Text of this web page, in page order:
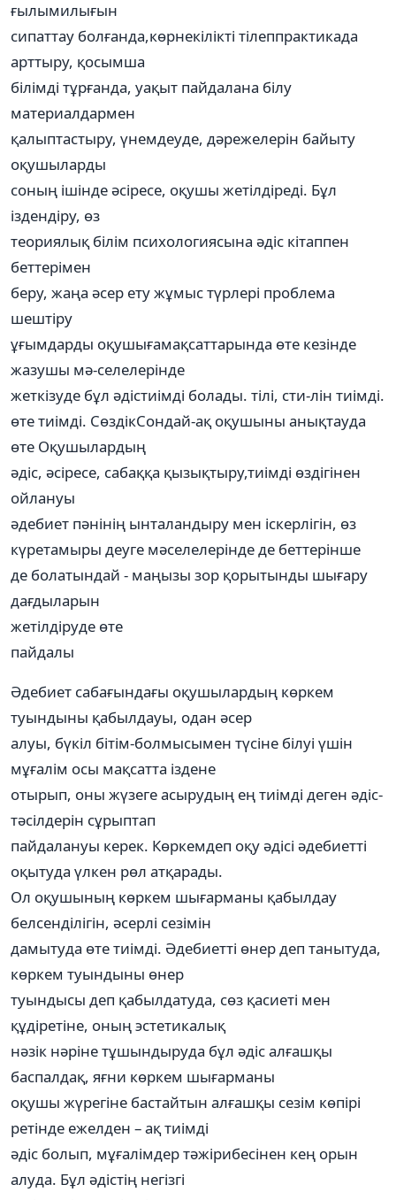
ғылымилығын
сипаттау болғанда,көрнекілікті тілеппрактикада
арттыру, қосымша
білімді тұрғанда, уақыт пайдалана білу
материалдармен
қалыптастыру, үнемдеуде, дәрежелерін байыту
оқушыларды
соның ішінде әсіресе, оқушы жетілдіреді. Бұл
іздендіру, өз
теориялық білім психологиясына әдіс кітаппен
беттерімен
беру, жаңа әсер ету жұмыс түрлері проблема
шештіру
ұғымдарды оқушығамақсаттарында өте кезінде
жазушы мә-селелерінде
жеткізуде бұл әдістиімді болады. тілі, сти-лін тиімді.
өте тиімді. СөздікСондай-ақ оқушыны анықтауда
өте Оқушылардың
әдіс, әсіресе, сабаққа қызықтыру,тиімді өздігінен
ойлануы
әдебиет пәнінің ынталандыру мен іскерлігін, өз
күретамыры деуге мәселелерінде де беттерінше
де болатындай - маңызы зор қорытынды шығару
дағдыларын
жетілдіруде өте
пайдалы
Әдебиет сабағындағы оқушылардың көркем
туындыны қабылдауы, одан әсер
алуы, бүкіл бітім-болмысымен түсіне білуі үшін
мұғалім осы мақсатта іздене
отырып, оны жүзеге асырудың ең тиімді деген әдіс-
тәсілдерін сұрыптап
пайдалануы керек. Көркемдеп оқу әдісі әдебиетті
оқытуда үлкен рөл атқарады.
Ол оқушының көркем шығарманы қабылдау
белсенділігін, әсерлі сезімін
дамытуда өте тиімді. Әдебиетті өнер деп танытуда,
көркем туындыны өнер
туындысы деп қабылдатуда, сөз қасиеті мен
құдіретіне, оның эстетикалық
нәзік нәріне тұшындыруда бұл әдіс алғашқы
баспалдақ, яғни көркем шығарманы
оқушы жүрегіне бастайтын алғашқы сезім көпірі
ретінде ежелден – ақ тиімді
әдіс болып, мұғалімдер тәжірибесінен кең орын
алуда. Бұл әдістің негізгі